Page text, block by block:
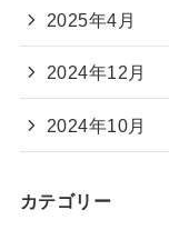
2025年4月
2024年12月
2024年10月
カテゴリー